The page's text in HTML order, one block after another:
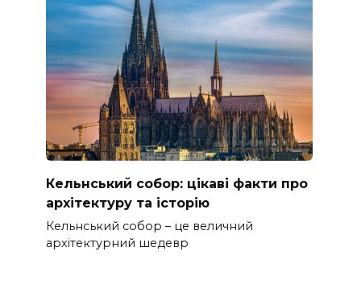
Кельнський собор: цікаві факти про
архітектуру та історію
Кельнський собор – це величний
архітектурний шедевр